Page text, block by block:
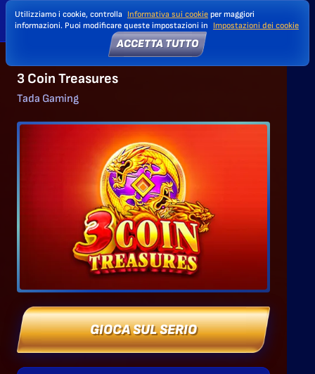
3 Coin Treasures
Tada Gaming
GIOCA SUL SERIO
Utilizziamo i cookie, controlla Informativa sui cookie per maggiori
informazioni. Puoi modificare queste impostazioni in Impostazioni dei cookie
ACCETTA TUTTO